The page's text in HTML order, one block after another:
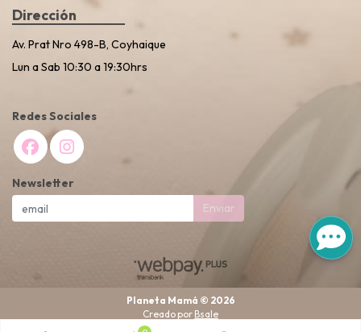
Dirección
Av. Prat Nro 498-B, Coyhaique
Lun a Sab 10:30 a 19:30hrs
Redes Sociales
Newsletter
Enviar
Planeta Mamá © 2026
Creado por Bsale